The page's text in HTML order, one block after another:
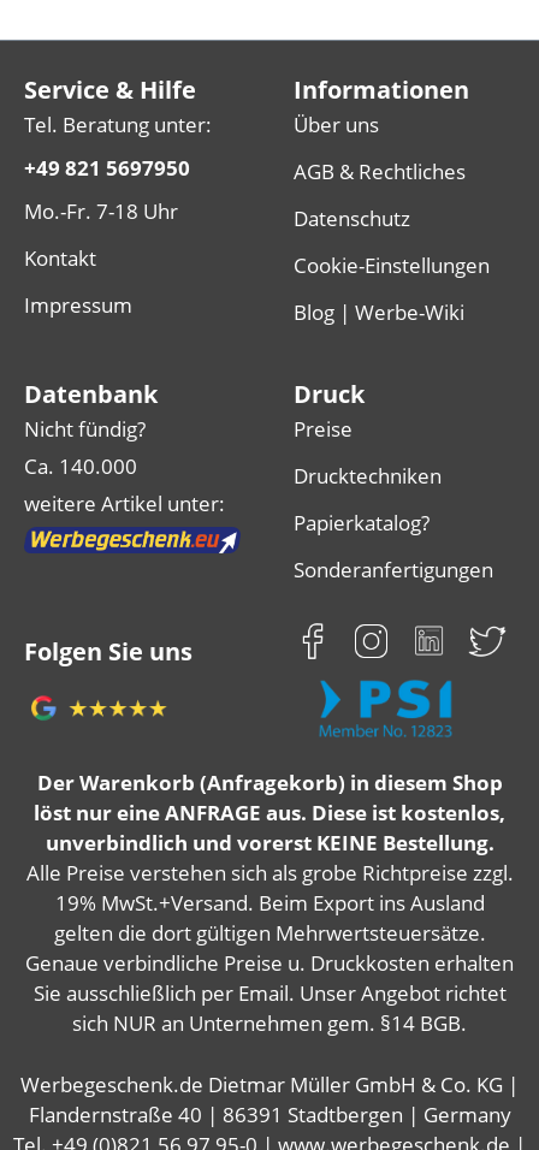
Service & Hilfe
Tel. Beratung unter:
+49 821 5697950
Mo.-Fr. 7-18 Uhr
Kontakt
Impressum
Informationen
Über uns
AGB & Rechtliches
Datenschutz
Cookie-Einstellungen
Blog | Werbe-Wiki
Datenbank
Nicht fündig?
Ca. 140.000
weitere Artikel unter:
Druck
Preise
Drucktechniken
Papierkatalog?
Sonderanfertigungen
Folgen Sie uns
Der Warenkorb (Anfragekorb) in diesem Shop
löst nur eine ANFRAGE aus. Diese ist kostenlos,
unverbindlich und vorerst KEINE Bestellung.
Alle Preise verstehen sich als grobe Richtpreise zzgl.
19% MwSt.+Versand. Beim Export ins Ausland
gelten die dort gültigen Mehrwertsteuersätze.
Genaue verbindliche Preise u. Druckkosten erhalten
Sie ausschließlich per Email. Unser Angebot richtet
sich NUR an Unternehmen gem. §14 BGB.
Werbegeschenk.de Dietmar Müller GmbH & Co. KG |
Flandernstraße 40 | 86391 Stadtbergen | Germany